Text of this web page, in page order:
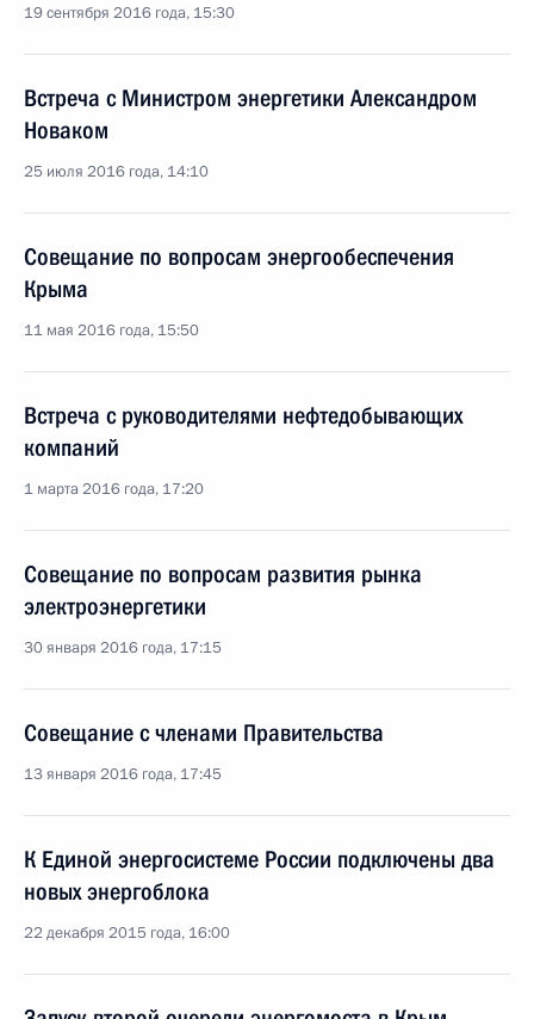
19 сентября 2016 года, 15:30
Встреча с Министром энергетики Александром
Новаком
25 июля 2016 года, 14:10
Совещание по вопросам энергообеспечения
Крыма
11 мая 2016 года, 15:50
Встреча с руководителями нефтедобывающих
компаний
1 марта 2016 года, 17:20
Совещание по вопросам развития рынка
электроэнергетики
30 января 2016 года, 17:15
Совещание с членами Правительства
13 января 2016 года, 17:45
К Единой энергосистеме России подключены два
новых энергоблока
22 декабря 2015 года, 16:00